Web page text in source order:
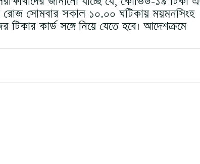
সোমবার সকাল ১০.০০ ঘটিকায় ময়মনসিংহ
টিকার কার্ড সঙ্গে নিয়ে যেতে হবে। আদেশক্রমে